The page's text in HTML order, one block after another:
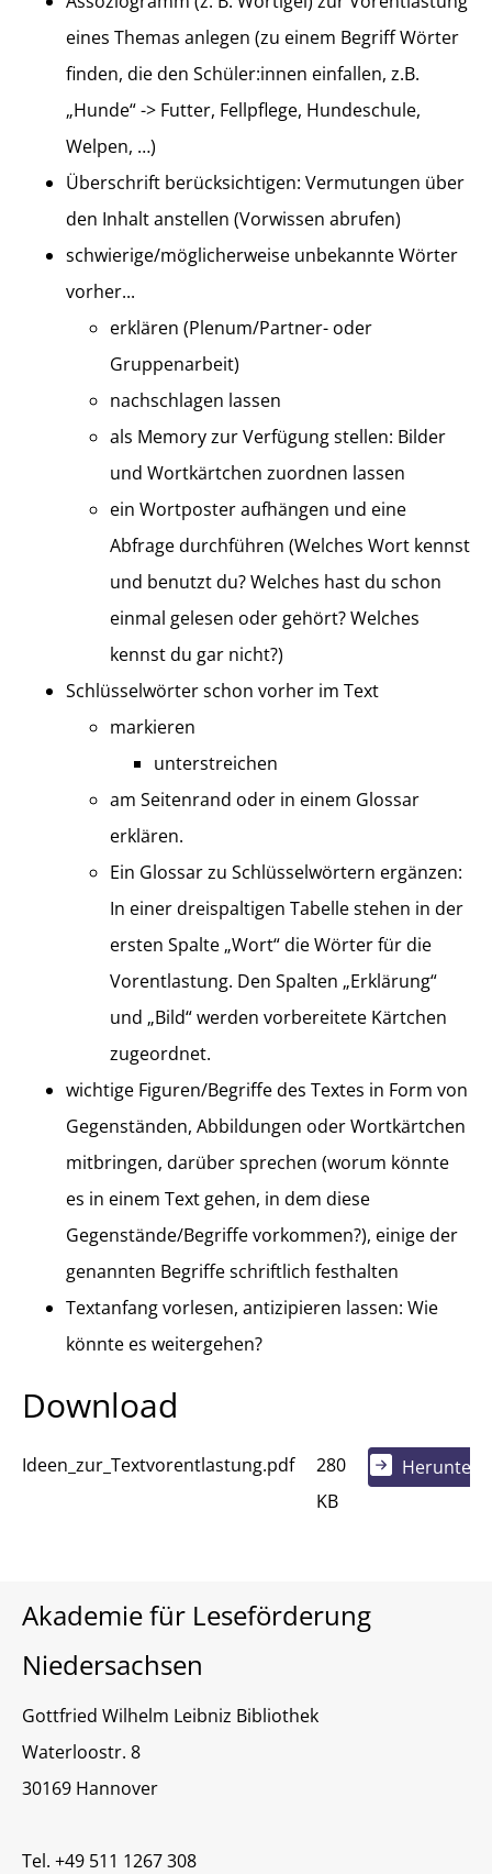
eines Themas anlegen (zu einem Begriff Wörter
finden, die den Schüler:innen einfallen, z.B.
„Hunde“ -> Futter, Fellpflege, Hundeschule,
Welpen, …)
Überschrift berücksichtigen: Vermutungen über
den Inhalt anstellen (Vorwissen abrufen)
schwierige/möglicherweise unbekannte Wörter
vorher...
erklären (Plenum/Partner- oder
Gruppenarbeit)
nachschlagen lassen
als Memory zur Verfügung stellen: Bilder
und Wortkärtchen zuordnen lassen
ein Wortposter aufhängen und eine
Abfrage durchführen (Welches Wort kennst
und benutzt du? Welches hast du schon
einmal gelesen oder gehört? Welches
kennst du gar nicht?)
Schlüsselwörter schon vorher im Text
markieren
unterstreichen
am Seitenrand oder in einem Glossar
erklären.
Ein Glossar zu Schlüsselwörtern ergänzen:
In einer dreispaltigen Tabelle stehen in der
ersten Spalte „Wort“ die Wörter für die
Vorentlastung. Den Spalten „Erklärung“
und „Bild“ werden vorbereitete Kärtchen
zugeordnet.
wichtige Figuren/Begriffe des Textes in Form von
Gegenständen, Abbildungen oder Wortkärtchen
mitbringen, darüber sprechen (worum könnte
es in einem Text gehen, in dem diese
Gegenstände/Begriffe vorkommen?), einige der
genannten Begriffe schriftlich festhalten
Textanfang vorlesen, antizipieren lassen: Wie
könnte es weitergehen?
Download
Ideen_zur_Textvorentlastung.pdf
280
KB
Akademie für Leseförderung
Niedersachsen
Gottfried Wilhelm Leibniz Bibliothek
Waterloostr. 8
30169 Hannover
Tel. +49 511 1267 308